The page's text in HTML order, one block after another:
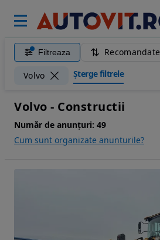
Filtreaza Recomandate
Volvo Șterge filtrele
Volvo - Constructii
Număr de anunțuri: 49
Cum sunt organizate anunturile?